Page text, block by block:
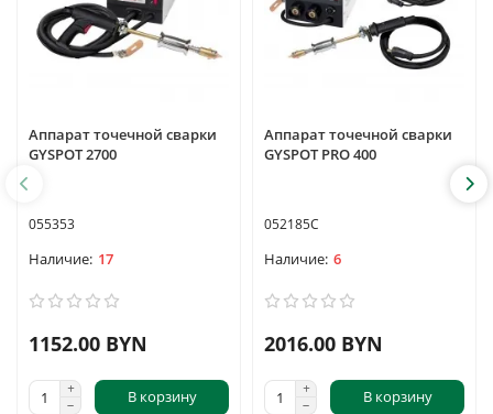
Аппарат точечной сварки
GYSPOT 2700
055353
17
1152.00 BYN
В корзину
Аппарат точечной сварки
GYSPOT PRO 400
052185C
6
2016.00 BYN
В корзину